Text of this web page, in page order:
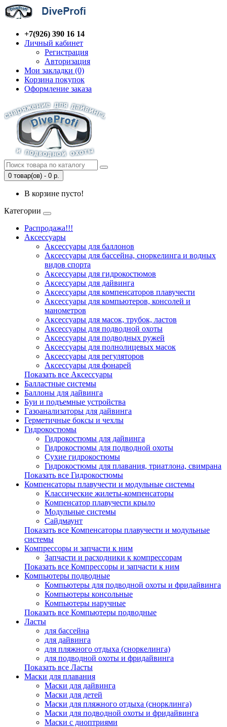
+7(926) 390 16 14
Личный кабинет
Регистрация
Авторизация
Мои закладки (0)
Корзина покупок
Оформление заказа
0 товар(ов) - 0 р.
В корзине пусто!
Категории
Распродажа!!!
Аксессуары
Аксессуары для баллонов
Аксессуары для бассейна, сноркелинга и водных
видов спорта
Аксессуары для гидрокостюмов
Аксессуары для дайвинга
Аксессуары для компенсаторов плавучести
Аксессуары для компьютеров, консолей и
манометров
Аксессуары для масок, трубок, ластов
Аксессуары для подводной охоты
Аксессуары для подводных ружей
Аксессуары для полнолицевых масок
Аксессуары для регуляторов
Аксессуары для фонарей
Показать все Аксессуары
Балластные системы
Баллоны для дайвинга
Буи и подъемные устройства
Газоанализаторы для дайвинга
Герметичные боксы и чехлы
Гидрокостюмы
Гидрокостюмы для дайвинга
Гидрокостюмы для подводной охоты
Сухие гидрокостюмы
Гидрокостюмы для плавания, триатлона, свимрана
Показать все Гидрокостюмы
Компенсаторы плавучести и модульные системы
Классические жилеты-компенсаторы
Компенсатор плавучести крыло
Модульные системы
Сайдмаунт
Показать все Компенсаторы плавучести и модульные
системы
Компрессоры и запчасти к ним
Запчасти и расходники к компрессорам
Показать все Компрессоры и запчасти к ним
Компьютеры подводные
Компьютеры для подводной охоты и фридайвинга
Компьютеры консольные
Компьютеры наручные
Показать все Компьютеры подводные
Ласты
для бассейна
для дайвинга
для пляжного отдыха (сноркелинга)
для подводной охоты и фридайвинга
Показать все Ласты
Маски для плавания
Маски для дайвинга
Маски для детей
Маски для пляжного отдыха (снорклинга)
Маски для подводной охоты и фридайвинга
Маски с диоптриями